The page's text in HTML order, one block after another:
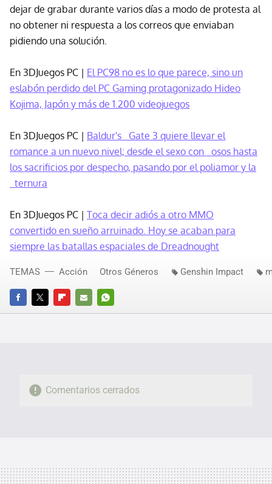
dejar de grabar durante varios días a modo de protesta al
no obtener ni respuesta a los correos que enviaban
pidiendo una solución.
En 3DJuegos PC | El PC98 no es lo que parece, sino un
eslabón perdido del PC Gaming protagonizado Hideo
Kojima, Japón y más de 1.200 videojuegos
En 3DJuegos PC | Baldur's Gate 3 quiere llevar el
romance a un nuevo nivel; desde el sexo con osos hasta
los sacrificios por despecho, pasando por el poliamor y la
ternura
En 3DJuegos PC | Toca decir adiós a otro MMO
convertido en sueño arruinado. Hoy se acaban para
siempre las batallas espaciales de Dreadnought
FACEBOOKTWITTERFLIPBOARD
E-
WHATSAPP
TEMAS Acción Otros Géneros Genshin Impact
Comentarios cerrados